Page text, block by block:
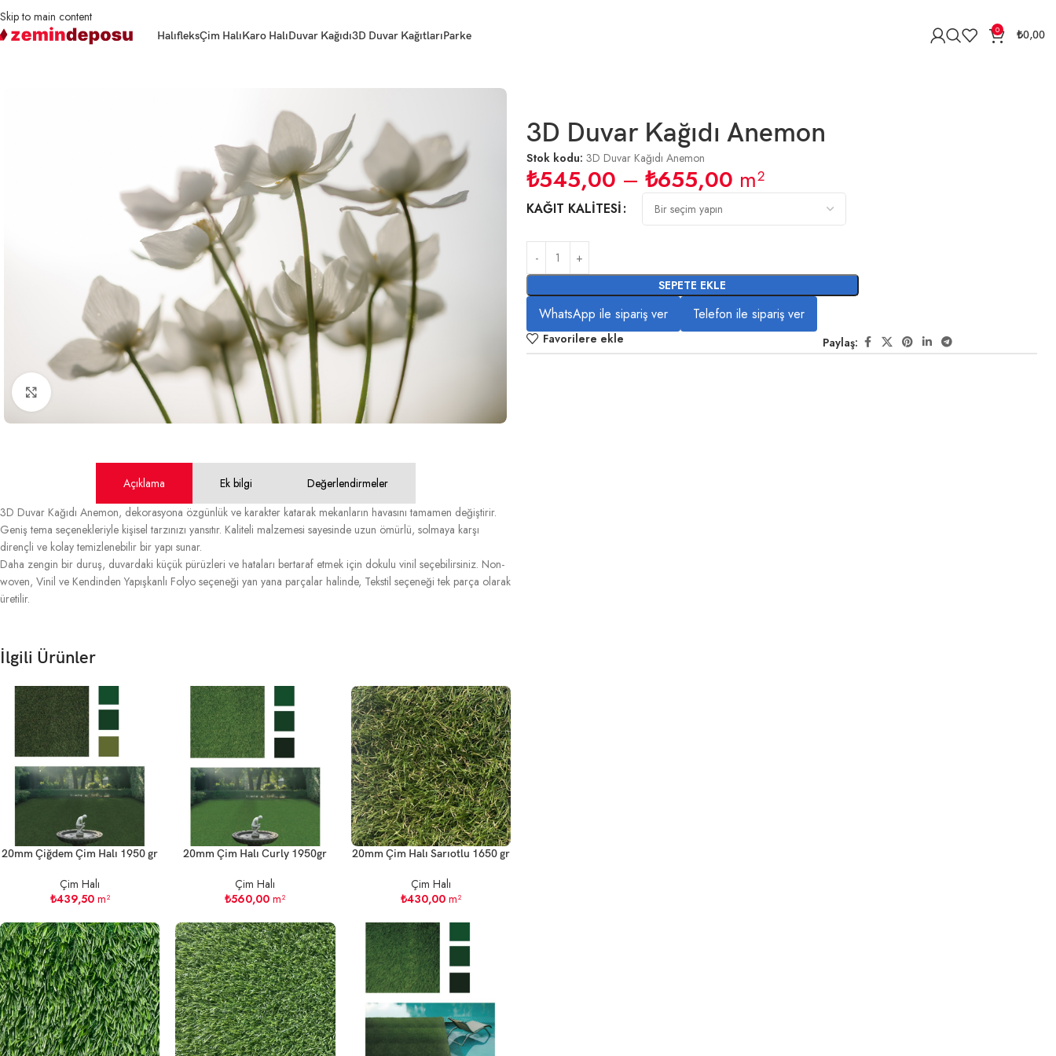
Skip to main content
HalıfleksÇim HalıKaro HalıDuvar Kağıdı3D Duvar KağıtlarıParke 0 ₺0,00
Büyütmek için tıklayın
3D Duvar Kağıdı Anemon
Stok kodu: 3D Duvar Kağıdı Anemon
₺545,00 – ₺655,00 m²
KAĞIT KALITESI
SEPETE EKLE
WhatsApp ile sipariş ver Telefon ile sipariş ver
Favorilere ekle Paylaş:
Açıklama Ek bilgi
Değerlendirmeler
3D Duvar Kağıdı Anemon, dekorasyona özgünlük ve karakter katarak mekanların havasını tamamen değiştirir.
Geniş tema seçenekleriyle kişisel tarzınızı yansıtır. Kaliteli malzemesi sayesinde uzun ömürlü, solmaya karşı
dirençli ve kolay temizlenebilir bir yapı sunar.
Daha zengin bir duruş, duvardaki küçük pürüzleri ve hataları bertaraf etmek için dokulu vinil seçebilirsiniz. Non-
woven, Vinil ve Kendinden Yapışkanlı Folyo seçeneği yan yana parçalar halinde, Tekstil seçeneği tek parça olarak
üretilir.
İlgili Ürünler
20mm Çiğdem Çim Halı 1950 gr
Çim Halı
₺439,50m²
20mm Çim Halı Curly 1950gr
Çim Halı
₺560,00 m²
20mm Çim Halı Sarıotlu 1650 gr
Çim Halı
₺430,00m²